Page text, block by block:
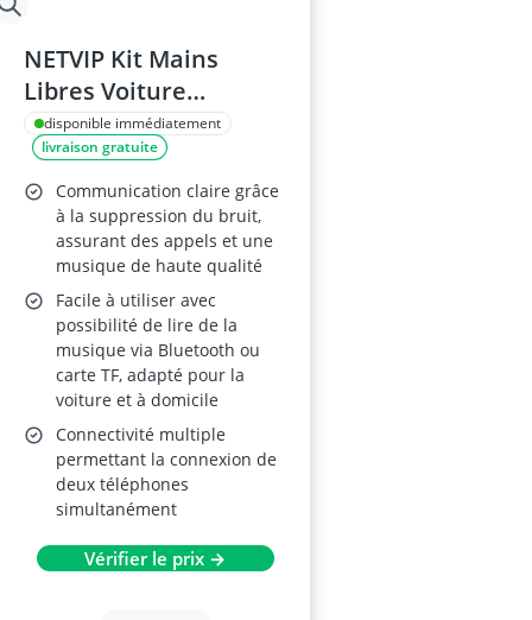
NETVIP Kit Mains
Libres Voiture
Bluetooth
disponible immédiatement
livraison gratuite
Communication claire grâce
à la suppression du bruit,
assurant des appels et une
musique de haute qualité
Facile à utiliser avec
possibilité de lire de la
musique via Bluetooth ou
carte TF, adapté pour la
voiture et à domicile
Connectivité multiple
permettant la connexion de
deux téléphones
simultanément
Vérifier le prix →